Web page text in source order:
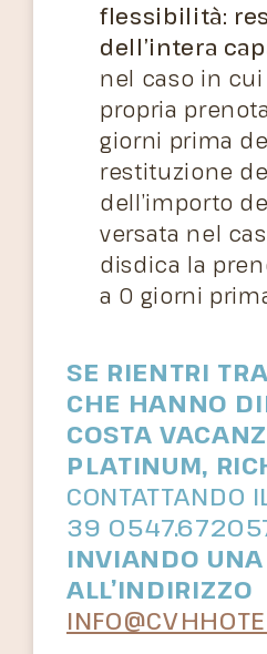
flessibilità:
dell’intera
nel caso in
propria
giorni prima
restituzione
dell’importo
versata nel
disdica la
a 0 giorni
SE RIENTRI
CHE HANNO
COSTA
PLATINUM,
CONTATTANDO
39
INVIANDO
ALL’INDIRIZZO